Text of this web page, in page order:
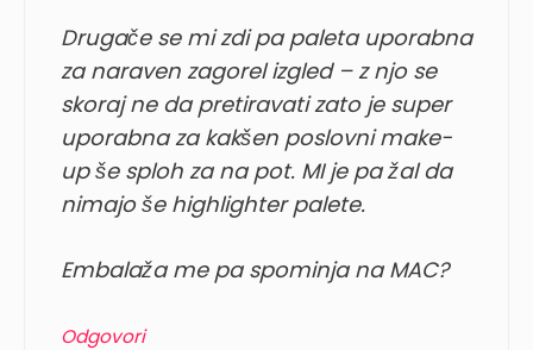
Drugače se mi zdi pa paleta uporabna
za naraven zagorel izgled – z njo se
skoraj ne da pretiravati zato je super
uporabna za kakšen poslovni make-
up še sploh za na pot. MI je pa žal da
nimajo še highlighter palete.
Embalaža me pa spominja na MAC?
Odgovori